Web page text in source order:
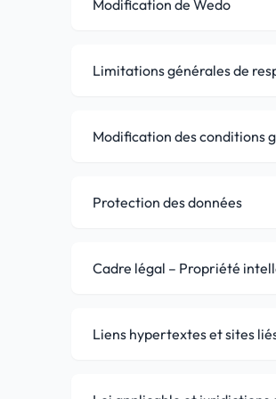
Modification de Wedo
Limitations générales de
Modification des conditions
Protection des données
Cadre légal – Propriété
Liens hypertextes et sites